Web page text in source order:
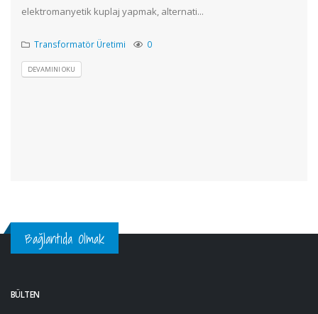
elektromanyetik kuplaj yapmak, alternati...
Transformatör Üretimi 0
DEVAMINI OKU
Bağlantıda Olmak
BÜLTEN